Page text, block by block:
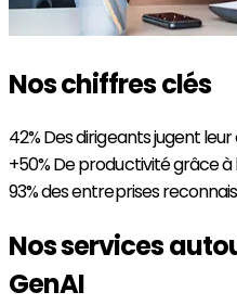
Nos chiffres clés
42%Des dirigeants jugent
+50%De productivité grâce à
93%des entreprises
Nos services
GenAI